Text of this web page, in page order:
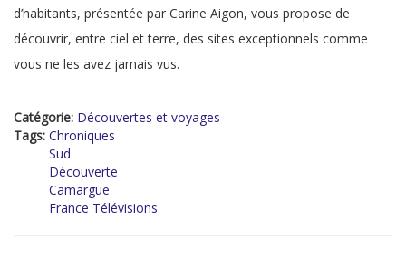
d’habitants, présentée par Carine Aigon, vous propose de
découvrir, entre ciel et terre, des sites exceptionnels comme
vous ne les avez jamais vus.
Catégorie: Découvertes et voyages
Tags: Chroniques
Sud
Découverte
Camargue
France Télévisions